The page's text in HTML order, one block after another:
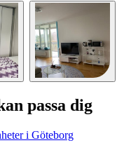
passa dig
i Göteborg